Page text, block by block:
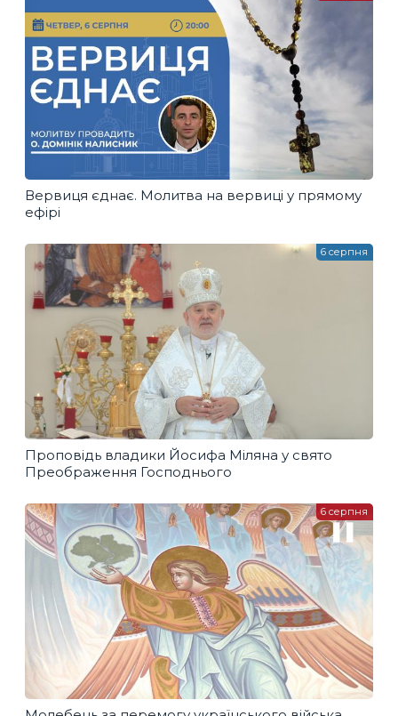
Вервиця єднає. Молитва на вервиці у прямому
ефірі
Проповідь владики Йосифа Міляна у свято
Преображення Господнього
6 серпня
6 серпня